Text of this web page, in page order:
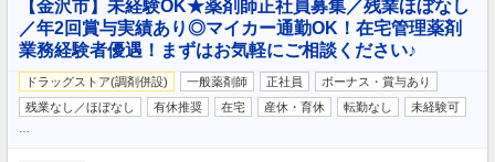
【金沢市】未経験OK★薬剤師正社員募集／残業ほぼなし
／年2回賞与実績あり◎マイカー通勤OK！在宅管理薬剤
業務経験者優遇！まずはお気軽にご相談ください♪
ドラッグストア(調剤併設) 一般薬剤師 正社員
ボーナス・賞与あり
残業なし／ほぼなし
有休推奨 在宅 産休・育休 転勤なし 未経験可